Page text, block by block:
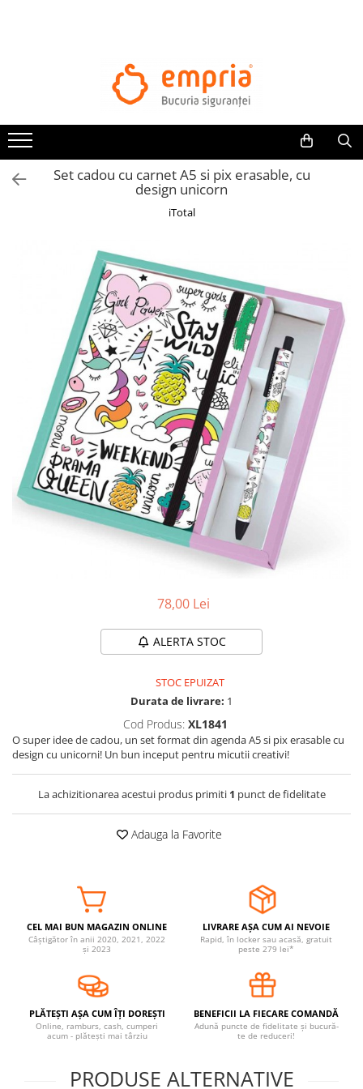
Bariere protectie pentru pat
Protectii mobilier
Sigurante pentru sertare si usi
Sigurante geamuri si usi glisante
Kituri de siguranta pentru copii si
Protectii casa
Protectii utile
Poarta siguranta copii
Deflectoare pentru aer conditionat
Protectii exterior
Casti antifonice pentru copii si
bebelusi
Echipament protectie bicicleta si
Somnul bebelusului
Tarcuri copii / bebelusi
Accesorii bebelusi / nou-nascuti
Perne si saltele bebelusi
Diversificare bebelusi
Baia bebelusului
Jucarii copii si jocuri educative
Jucarii dentitie
Jucarii bebelusi
Set cadou cu carnet A5 si pix erasable, cu
design unicorn
iTotal
78,00 Lei
ALERTA STOC
STOC EPUIZAT
Durata de livrare: 1
Cod Produs: XL1841
O super idee de cadou, un set format din agenda A5 si pix erasable cu
design cu unicorni! Un bun inceput pentru micutii creativi!
La achizitionarea acestui produs primiti 1 punct de fidelitate
Adauga la Favorite
CEL MAI BUN MAGAZIN ONLINE
Câștigător în anii 2020, 2021, 2022
și 2023
LIVRARE AȘA CUM AI NEVOIE
Rapid, în locker sau acasă, gratuit
peste 279 lei*
PLĂTEȘTI AȘA CUM ÎȚI DOREȘTI
Online, ramburs, cash, cumperi
acum - plătești mai târziu
BENEFICII LA FIECARE COMANDĂ
Adună puncte de fidelitate și bucură-
te de reduceri!
PRODUSE ALTERNATIVE